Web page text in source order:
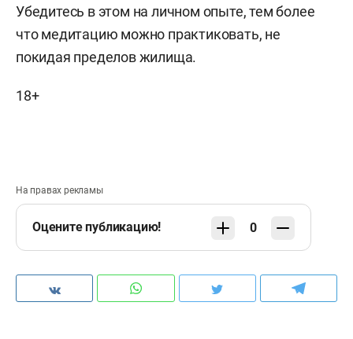
Убедитесь в этом на личном опыте, тем более
что медитацию можно практиковать, не
покидая пределов жилища.
18+
На правах рекламы
Оцените публикацию! 0